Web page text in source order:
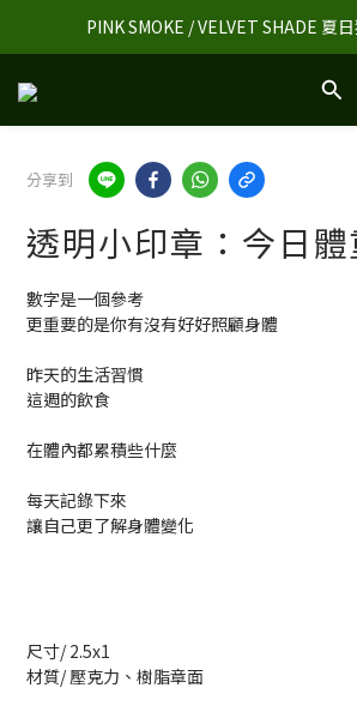
PINK SMOKE / VELVET SHADE 夏
分享到
透明小印章：今日體
數字是一個參考
更重要的是你有沒有好好照顧身體
昨天的生活習慣
這週的飲食
在體內都累積些什麼
每天記錄下來
讓自己更了解身體變化
尺寸/ 2.5x1
材質/ 壓克力、樹脂章面